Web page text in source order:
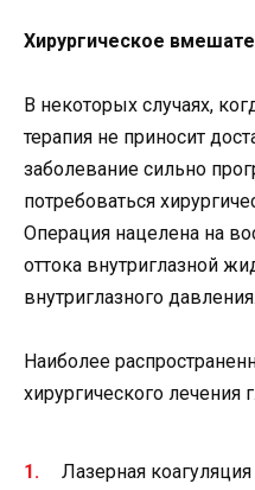
Хирургическое
В некоторых случаях,
терапия не приносит
заболевание сильно
потребоваться
Операция нацелена на
оттока внутриглазной
внутриглазного давления.
Наиболее
хирургического
Лазерная